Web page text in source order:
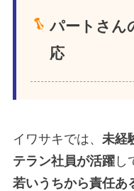
パートさん
応
イワサキでは、 未経
テラン社員が活躍し
若いうちから責任あ